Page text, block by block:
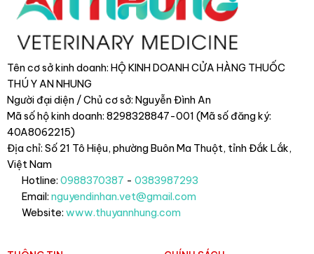
Tên cơ sở kinh doanh: HỘ KINH DOANH CỬA HÀNG THUỐC
THÚ Y AN NHUNG
Người đại diện / Chủ cơ sở: Nguyễn Đình An
Mã số hộ kinh doanh: 8298328847-001 (Mã số đăng ký:
40A8062215)
Địa chỉ: Số 21 Tô Hiệu, phường Buôn Ma Thuột, tỉnh Đắk Lắk,
Việt Nam
Hotline: 0988370387 - 0383987293
Email: nguyendinhan.vet@gmail.com
Website: www.thuyannhung.com